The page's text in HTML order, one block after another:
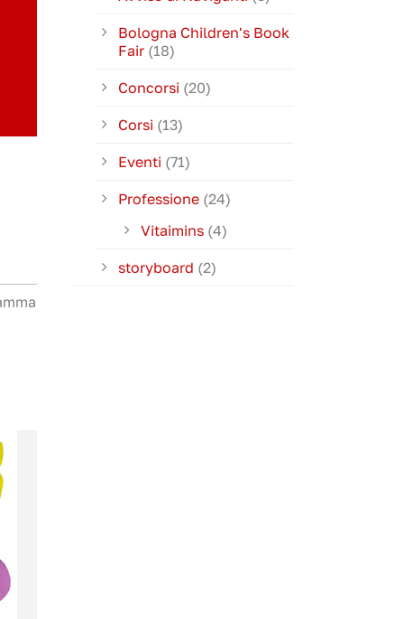
Bologna Children's Book
Fair (18)
Concorsi (20)
Corsi (13)
Eventi (71)
Professione (24)
Vitaimins (4)
storyboard (2)